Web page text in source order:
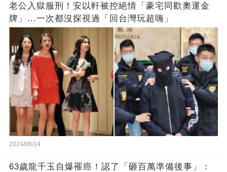
老公入獄服刑！安以軒被控絕情「豪宅同歡奧運金
牌」...一次都沒探視過「回台灣玩超嗨」
2024/08/14
63歲龍千玉自爆罹癌！認了「砸百萬準備後事」：